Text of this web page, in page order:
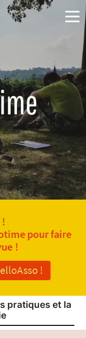
pour faire
!
!
pratiques et la